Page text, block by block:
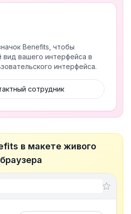
Benefits, чтобы
вид вашего интерфейса в
интерфейса.
сотрудник
в макете живого
браузера